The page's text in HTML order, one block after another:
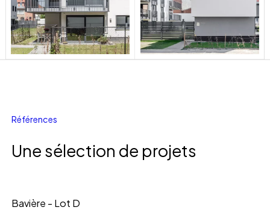
Références
Une sélection de projets
Bavière - Lot D